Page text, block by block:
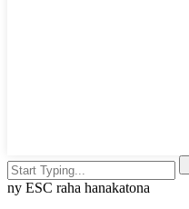
ny ESC raha hanakatona